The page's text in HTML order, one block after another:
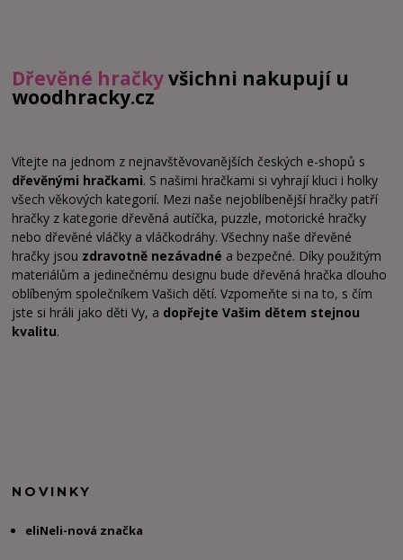
Dřevěné hračkyvšichni nakupují u
woodhracky.cz
Vítejte na jednom z nejnavštěvovanějších českých e-shopů s
dřevěnými hračkami. S našimi hračkami si vyhrají kluci i holky
všech věkových kategorií. Mezi naše nejoblíbenější hračky patří
hračky z kategorie dřevěná autíčka, puzzle, motorické hračky
nebo dřevěné vláčky a vláčkodráhy. Všechny naše dřevěné
hračky jsou zdravotně nezávadné a bezpečné. Díky použitým
materiálům a jedinečnému designu bude dřevěná hračka dlouho
oblíbeným společníkem Vašich dětí. Vzpomeňte si na to, s čím
jste si hráli jako děti Vy, a dopřejte Vašim dětem stejnou
kvalitu.
NOVINKY
eliNeli-nová značka